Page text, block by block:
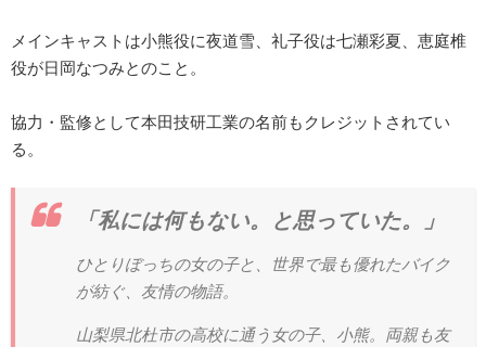
メインキャストは小熊役に夜道雪、礼子役は七瀬彩夏、恵庭椎
役が日岡なつみとのこと。
協力・監修として本田技研工業の名前もクレジットされてい
る。
「私には何もない。と思っていた。」
ひとりぼっちの女の子と、世界で最も優れたバイク
が紡ぐ、友情の物語。
山梨県北杜市の高校に通う女の子、小熊。両親も友